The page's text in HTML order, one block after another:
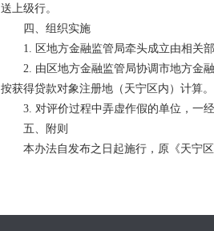
送上级行。
四、组织实施
1. 区地方金融监管局牵头成立由相关
2. 由区地方金融监管局协调市地方金
按获得贷款对象注册地（天宁区内）计算。
3. 对评价过程中弄虚作假的单位，一
五、附则
本办法自发布之日起施行，原《天宁